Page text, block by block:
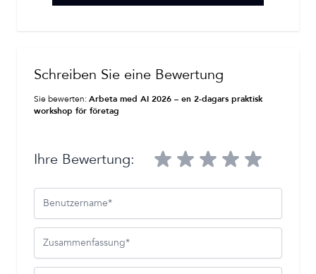
Schreiben Sie eine Bewertung
Sie bewerten: Arbeta med AI 2026 – en 2-dagars praktisk
workshop för företag
Ihre Bewertung:
Benutzername
Zusammenfassung